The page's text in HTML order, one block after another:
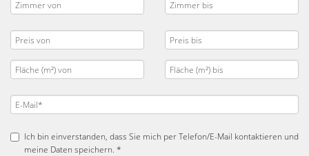
Ich bin einverstanden, dass Sie mich per Telefon/E-Mail kontaktieren und
meine Daten speichern. *